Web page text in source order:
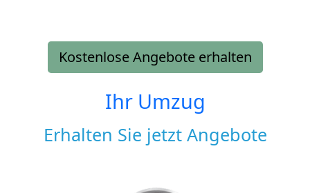
Kostenlose Angebote erhalten
Ihr Umzug
Erhalten Sie jetzt Angebote